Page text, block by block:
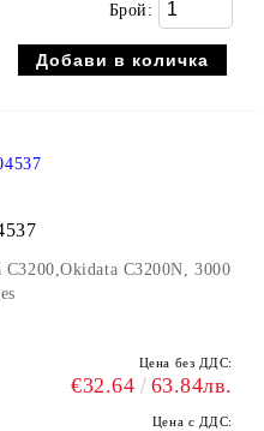
Брой:
C3200N, 3000
Цена без ДДС:
€32.64 63.84лв.
Цена с ДДС: